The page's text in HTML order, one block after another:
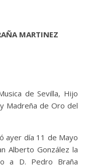
MARTINEZ
de Sevilla, Hijo
Madreña de Oro del
ayer día 11 de Mayo
Alberto González la
a D. Pedro Braña